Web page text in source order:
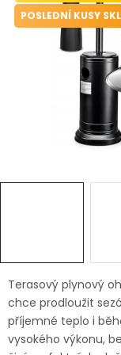
Dětská hřiště
Autodoplňky
Terasový plynový
chce prodloužit
příjemné teplo i
vysokého výkonu,
POSLEDNÍ KUSY